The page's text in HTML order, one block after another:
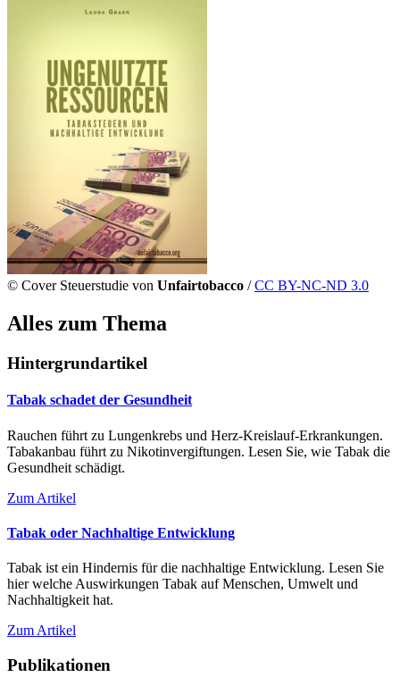
© Cover Steuerstudie von Unfairtobacco /CC BY-NC-ND 3.0
Alles zum Thema
Hintergrundartikel
Tabak schadet der Gesundheit
Rauchen führt zu Lungenkrebs und Herz-Kreislauf-Erkrankungen.
Tabakanbau führt zu Nikotinvergiftungen. Lesen Sie, wie Tabak die
Gesundheit schädigt.
Zum Artikel
Tabak oder Nachhaltige Entwicklung
Tabak ist ein Hindernis für die nachhaltige Entwicklung. Lesen Sie
hier welche Auswirkungen Tabak auf Menschen, Umwelt und
Nachhaltigkeit hat.
Zum Artikel
Publikationen